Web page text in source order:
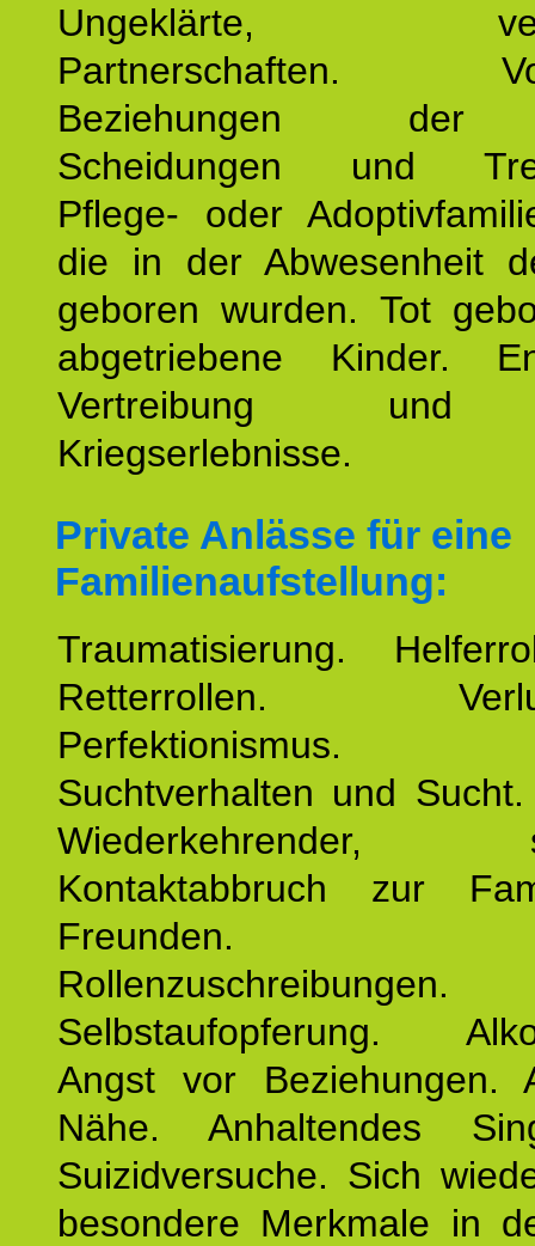
Ungeklärte,
Partnerschaften.
Beziehungen der
Scheidungen und
Pflege- oder
die in der Abwesenheit
geboren wurden. Tot
abgetriebene Kinder.
Vertreibung und
Kriegserlebnisse.
Private Anlässe für eine
Familienaufstellung:
Traumatisierung.
Retterrollen.
Perfektionismus.
Suchtverhalten und
Wiederkehrender,
Kontaktabbruch zur
Freunden.
Rollenzuschreibungen.
Selbstaufopferung.
Angst vor Beziehungen.
Nähe. Anhaltendes
Suizidversuche. Sich
besondere Merkmale in